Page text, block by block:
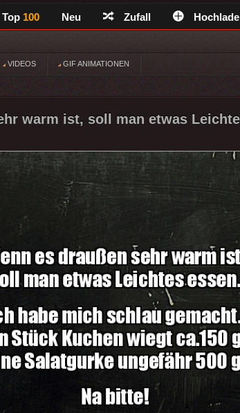
Top 100 Neu Zufall
VIDEOS GIF ANIMATIONEN
warm ist, soll man etwas